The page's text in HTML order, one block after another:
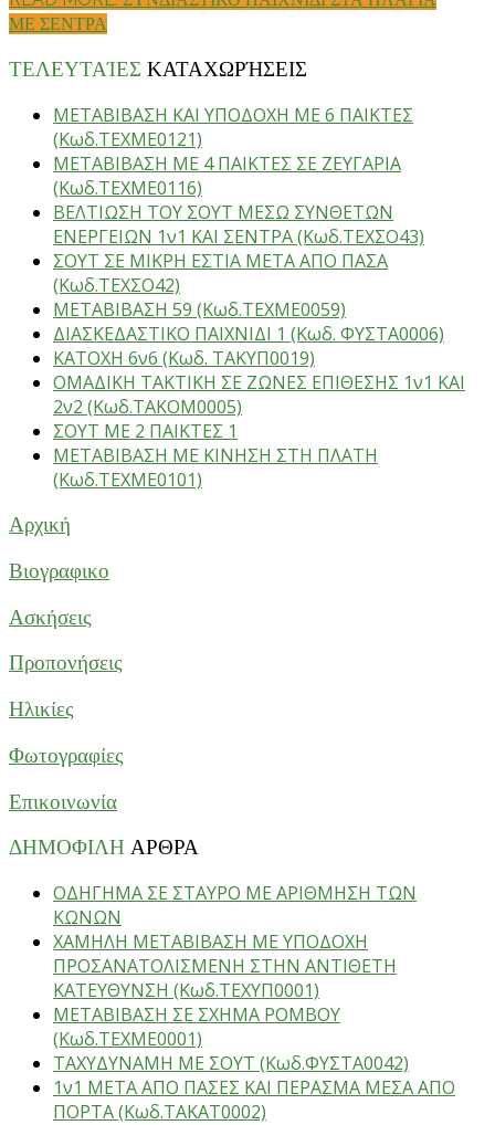
ΜΕ ΣΕΝΤΡΑ
ΤΕΛΕΥΤΑΊΕΣ ΚΑΤΑΧΩΡΉΣΕΙΣ
ΜΕΤΑΒΙΒΑΣΗ ΚΑΙ ΥΠΟΔΟΧΗ ΜΕ 6 ΠΑΙΚΤΕΣ
(Κωδ.ΤΕΧΜΕ0121)
ΜΕΤΑΒΙΒΑΣΗ ΜΕ 4 ΠΑΙΚΤΕΣ ΣΕ ΖΕΥΓΑΡΙΑ
(Κωδ.ΤΕΧΜΕ0116)
ΒΕΛΤΙΩΣΗ ΤΟΥ ΣΟΥΤ ΜΕΣΩ ΣΥΝΘΕΤΩΝ
ΕΝΕΡΓΕΙΩΝ 1ν1 ΚΑΙ ΣΕΝΤΡΑ (Κωδ.ΤΕΧΣΟ43)
ΣΟΥΤ ΣΕ ΜΙΚΡΗ ΕΣΤΙΑ ΜΕΤΑ ΑΠΟ ΠΑΣΑ
(Κωδ.ΤΕΧΣΟ42)
ΜΕΤΑΒΙΒΑΣΗ 59 (Κωδ.ΤΕΧΜΕ0059)
ΔΙΑΣΚΕΔΑΣΤΙΚΟ ΠΑΙΧΝΙΔΙ 1 (Κωδ. ΦΥΣΤΑ0006)
ΚΑΤΟΧΗ 6ν6 (Κωδ. ΤΑΚΥΠ0019)
ΟΜΑΔΙΚΗ ΤΑΚΤΙΚΗ ΣΕ ΖΩΝΕΣ ΕΠΙΘΕΣΗΣ 1ν1 ΚΑΙ
2ν2 (Κωδ.ΤΑΚΟΜ0005)
ΣΟΥΤ ΜΕ 2 ΠΑΙΚΤΕΣ 1
ΜΕΤΑΒΙΒΑΣΗ ΜΕ ΚΙΝΗΣΗ ΣΤΗ ΠΛΑΤΗ
(Κωδ.ΤΕΧΜΕ0101)
Αρχική
Βιογραφικο
Ασκήσεις
Προπονήσεις
Ηλικίες
Φωτογραφίες
Επικοινωνία
ΔΗΜΟΦΙΛΗ ΑΡΘΡΑ
ΟΔΗΓΗΜΑ ΣΕ ΣΤΑΥΡΟ ΜΕ ΑΡΙΘΜΗΣΗ ΤΩΝ
ΚΩΝΩΝ
ΧΑΜΗΛΗ ΜΕΤΑΒΙΒΑΣΗ ΜΕ ΥΠΟΔΟΧΗ
ΠΡΟΣΑΝΑΤΟΛΙΣΜΕΝΗ ΣΤΗΝ ΑΝΤΙΘΕΤΗ
ΚΑΤΕΥΘΥΝΣΗ (Κωδ.ΤΕΧΥΠ0001)
ΜΕΤΑΒΙΒΑΣΗ ΣΕ ΣΧΗΜΑ ΡΟΜΒΟΥ
(Κωδ.ΤΕΧΜΕ0001)
ΤΑΧΥΔΥΝΑΜΗ ΜΕ ΣΟΥΤ (Κωδ.ΦΥΣΤΑ0042)
1ν1 ΜΕΤΑ ΑΠΟ ΠΑΣΕΣ ΚΑΙ ΠΕΡΑΣΜΑ ΜΕΣΑ ΑΠΟ
ΠΟΡΤΑ (Κωδ.ΤΑΚΑΤ0002)